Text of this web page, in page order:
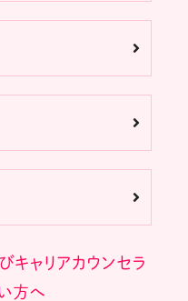
キャリアカウンセラ
方へ